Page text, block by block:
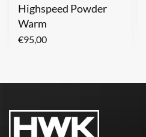
Highspeed Powder
Warm
€95,00